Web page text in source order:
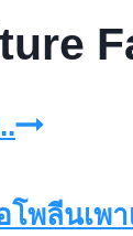
Furniture
Grand